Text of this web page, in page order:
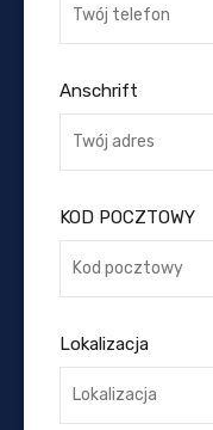
Anschrift
KOD POCZTOWY
Lokalizacja